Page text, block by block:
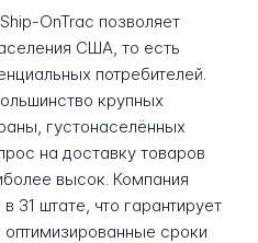
OnTrac позволяет
США, то есть
потребителей.
крупных
густонаселённых
на доставку товаров
высок. Компания
31 штате, что гарантирует
сроки